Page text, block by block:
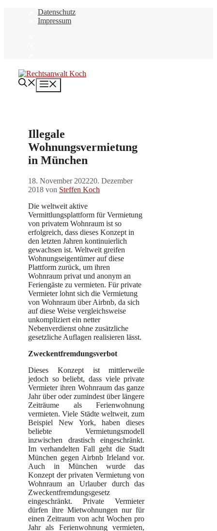
Datenschutz
Impressum
Illegale
Wohnungsvermietung
in München
18. November 202220. Dezember
2018 von Steffen Koch
Die weltweit aktive
Vermittlungsplattform für Vermietung
von privatem Wohnraum ist so
erfolgreich, dass dieses Konzept in
den letzten Jahren kontinuierlich
gewachsen ist. Weltweit greifen
Wohnungseigentümer auf diese
Plattform zurück, um ihren
Wohnraum privat und anonym an
Feriengäste zu vermieten. Für private
Vermieter lohnt sich die Vermietung
von Wohnraum über Airbnb, da sich
auf diese Weise vergleichsweise
unkompliziert ein netter
Nebenverdienst ohne zusätzliche
gesetzliche Auflagen realisieren lässt.
Zweckentfremdungsverbot
Dieses Konzept ist mittlerweile
jedoch so beliebt, dass viele private
Vermieter ihren Wohnraum das ganze
Jahr über oder zumindest über längere
Zeiträume als Ferienwohnung
vermieten. Viele Städte weltweit, zum
Beispiel New York, haben dieses
beliebte Vermietungsmodell
inzwischen drastisch eingeschränkt.
Im verhandelten Fall geht die Stadt
München gegen Airbnb Irleland vor.
Auch in München wurde das
Konzept der privaten Vermietung von
Wohnraum an Urlauber durch das
Zweckentfremdungsgesetz
eingeschränkt. Private Vermieter
dürfen ihre Mietwohnungen nur für
einen Zeitraum von acht Wochen pro
Jahr als Ferienwohnung vermieten,